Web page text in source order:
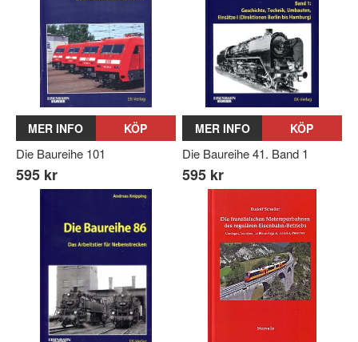
MER INFO KÖP
Die Baureihe 101
595 kr
MER INFO KÖP
Die Baureihe 41. Band 1
595 kr